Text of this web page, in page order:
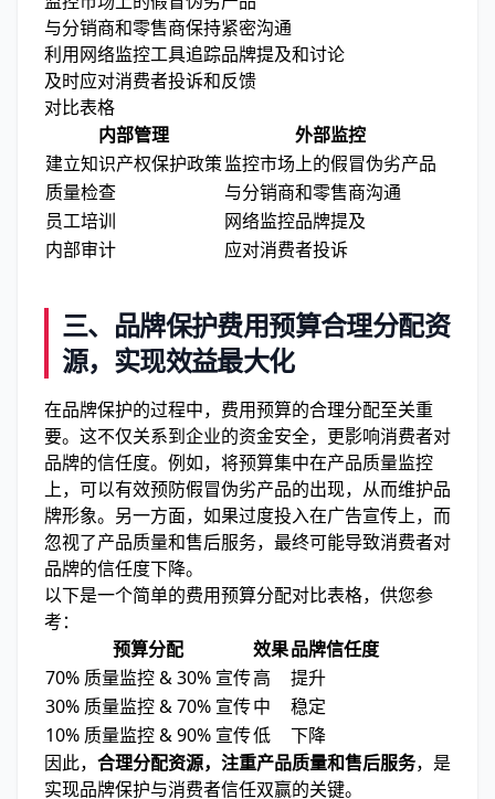
与分销商和零售商保持紧密沟通
利用网络监控工具追踪品牌提及和讨论
及时应对消费者投诉和反馈
对比表格
内部管理
外部监控
建立知识产权保护政策 监控市场上的假冒伪劣产品
质量检查
与分销商和零售商沟通
员工培训
网络监控品牌提及
内部审计
应对消费者投诉
三、品牌保护费用预算合理分配资
源，实现效益最大化
在品牌保护的过程中，费用预算的合理分配至关重
要。这不仅关系到企业的资金安全，更影响消费者对
品牌的信任度。例如，将预算集中在产品质量监控
上，可以有效预防假冒伪劣产品的出现，从而维护品
牌形象。另一方面，如果过度投入在广告宣传上，而
忽视了产品质量和售后服务，最终可能导致消费者对
品牌的信任度下降。
以下是一个简单的费用预算分配对比表格，供您参
考：
预算分配
效果品牌信任度
70% 质量监控 & 30% 宣传高
提升
30% 质量监控 & 70% 宣传中
稳定
10% 质量监控 & 90% 宣传低
下降
因此， 合理分配资源，注重产品质量和售后服务，是
实现品牌保护与消费者信任双赢的关键。